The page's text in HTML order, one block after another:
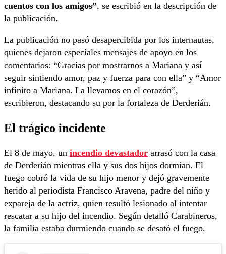
cuentos con los amigos”, se escribió en la descripción de
la publicación.
La publicación no pasó desapercibida por los internautas,
quienes dejaron especiales mensajes de apoyo en los
comentarios: “Gracias por mostrarnos a Mariana y así
seguir sintiendo amor, paz y fuerza para con ella” y “Amor
infinito a Mariana. La llevamos en el corazón”,
escribieron, destacando su por la fortaleza de Derderián.
El trágico incidente
El 8 de mayo, un incendio devastador arrasó con la casa
de Derderián mientras ella y sus dos hijos dormían. El
fuego cobró la vida de su hijo menor y dejó gravemente
herido al periodista Francisco Aravena, padre del niño y
expareja de la actriz, quien resultó lesionado al intentar
rescatar a su hijo del incendio. Según detalló Carabineros,
la familia estaba durmiendo cuando se desató el fuego.